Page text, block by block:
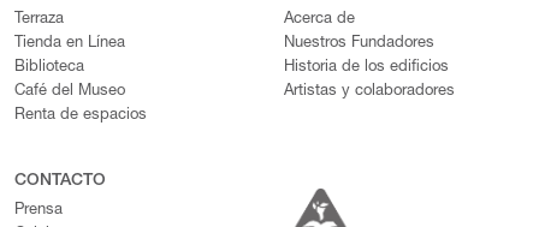
Terraza
Tienda en Línea
Biblioteca
Café del Museo
Renta de espacios
Acerca de
Nuestros Fundadores
Historia de los edificios
Artistas y colaboradores
CONTACTO
Prensa